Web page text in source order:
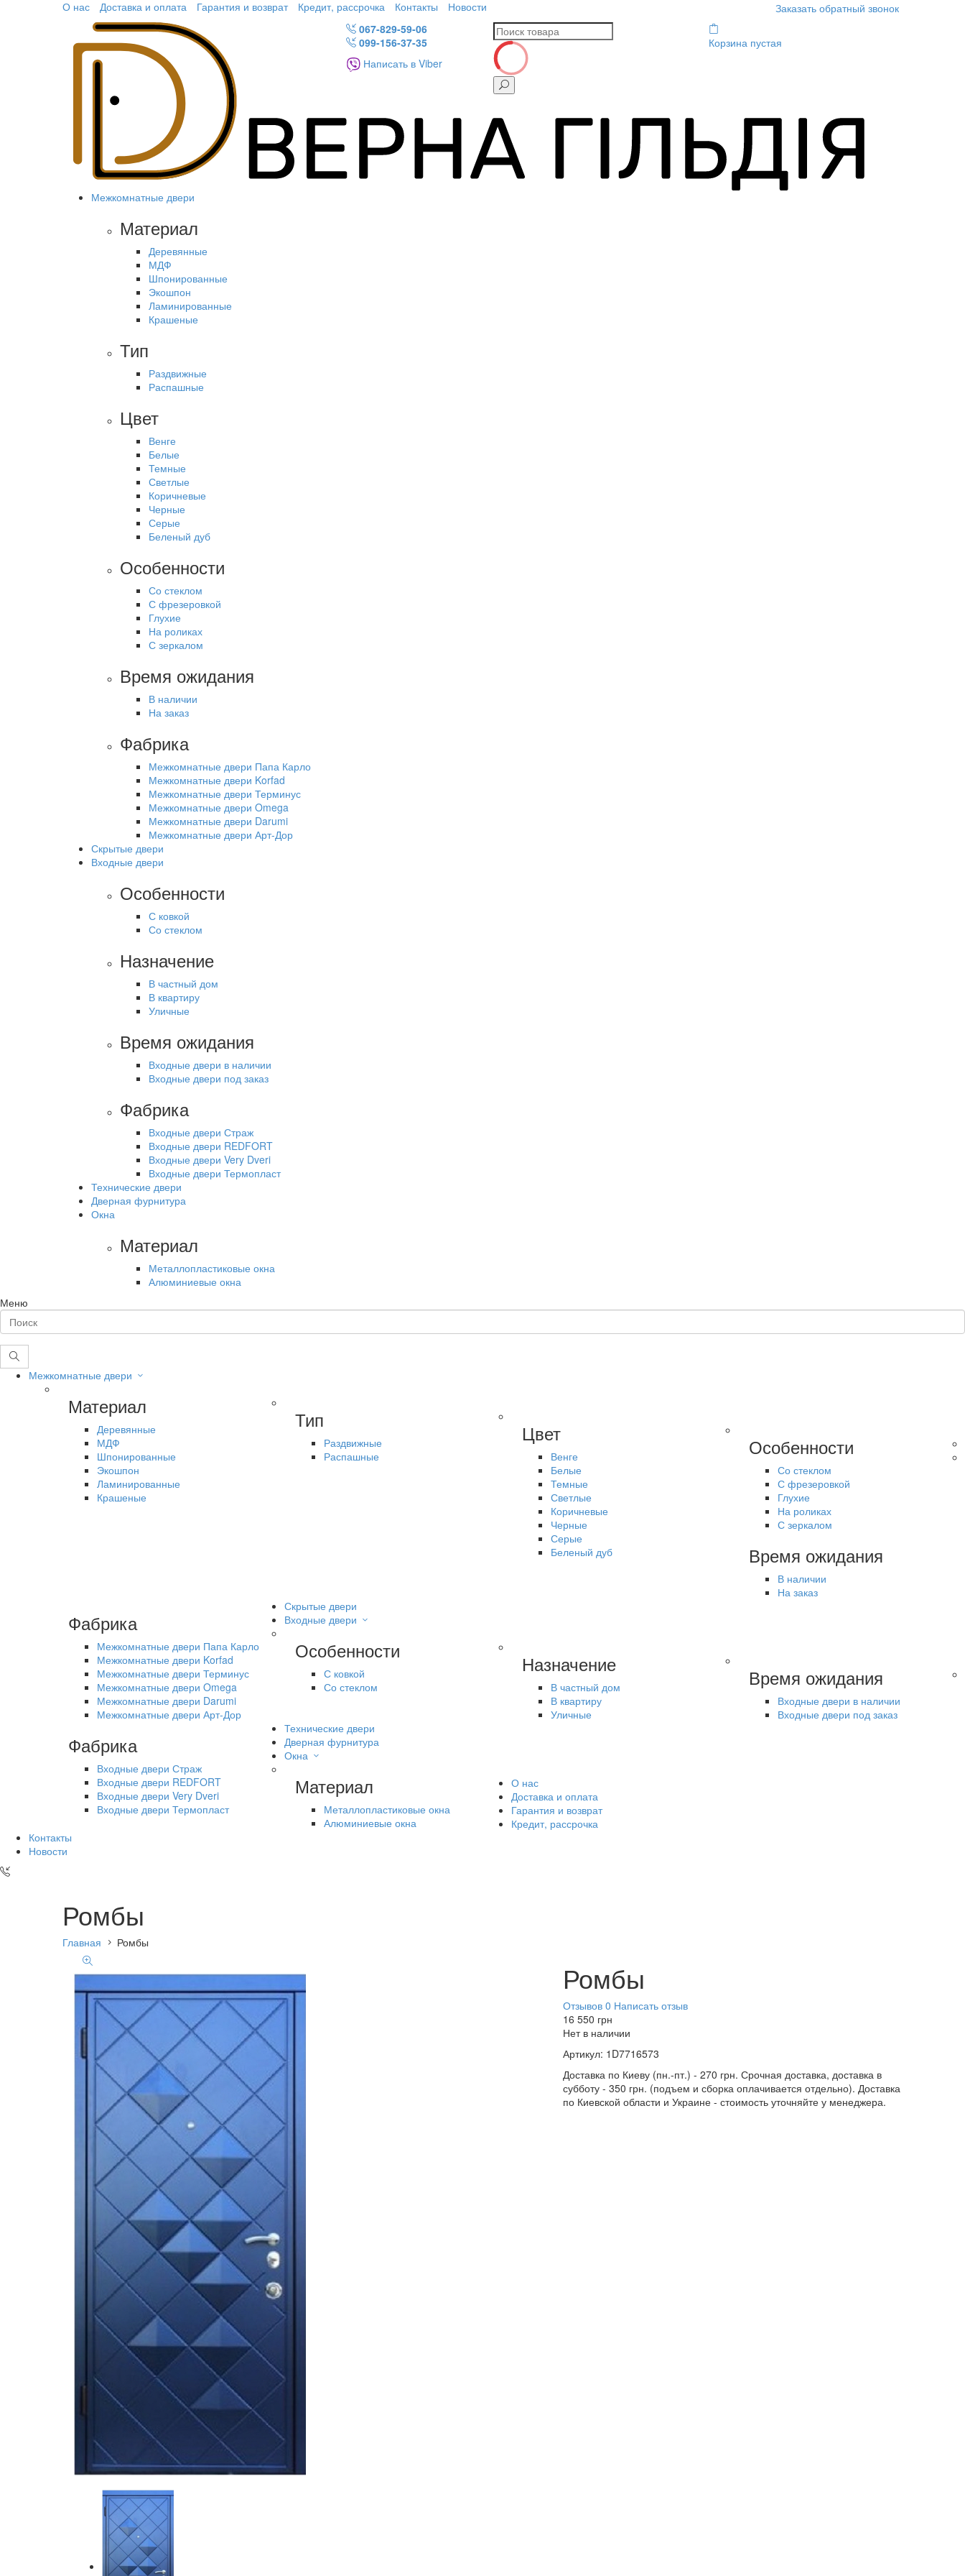
О нас Доставка и оплата Гарантия и возврат Кредит, рассрочка Контакты Новости
Заказать обратный звонок
067-829-59-06
099-156-37-35
Написать в Viber
Корзина пустая
Межкомнатные двери
Материал
Деревянные
МДФ
Шпонированные
Экошпон
Ламинированные
Крашеные
Тип
Раздвижные
Распашные
Цвет
Венге
Белые
Темные
Светлые
Коричневые
Черные
Серые
Беленый дуб
Особенности
Со стеклом
С фрезеровкой
Глухие
На роликах
С зеркалом
Время ожидания
В наличии
На заказ
Фабрика
Межкомнатные двери Папа Карло
Межкомнатные двери Korfad
Межкомнатные двери Терминус
Межкомнатные двери Omega
Межкомнатные двери Darumi
Межкомнатные двери Арт-Дор
Скрытые двери
Входные двери
Особенности
С ковкой
Со стеклом
Назначение
В частный дом
В квартиру
Уличные
Время ожидания
Входные двери в наличии
Входные двери под заказ
Фабрика
Входные двери Страж
Входные двери REDFORT
Входные двери Very Dveri
Входные двери Термопласт
Технические двери
Дверная фурнитура
Окна
Материал
Металлопластиковые окна
Алюминиевые окна
Меню
Межкомнатные двери
Материал
Деревянные
МДФ
Шпонированные
Экошпон
Ламинированные
Крашеные
Тип
Раздвижные
Распашные
Цвет
Венге
Белые
Темные
Светлые
Коричневые
Черные
Серые
Беленый дуб
Особенности
Со стеклом
С фрезеровкой
Глухие
На роликах
С зеркалом
Время ожидания
В наличии
На заказ
Фабрика
Межкомнатные двери Папа Карло
Межкомнатные двери Korfad
Межкомнатные двери Терминус
Межкомнатные двери Omega
Межкомнатные двери Darumi
Межкомнатные двери Арт-Дор
Скрытые двери
Входные двери
Особенности
С ковкой
Со стеклом
Назначение
В частный дом
В квартиру
Уличные
Время ожидания
Входные двери в наличии
Входные двери под заказ
Фабрика
Входные двери Страж
Входные двери REDFORT
Входные двери Very Dveri
Входные двери Термопласт
Технические двери
Дверная фурнитура
Окна
Материал
Металлопластиковые окна
Алюминиевые окна
О нас
Доставка и оплата
Гарантия и возврат
Кредит, рассрочка
Контакты
Новости
Ромбы
Главная Ромбы
Ромбы
Отзывов 0 Написать отзыв
16 550 грн
Нет в наличии
Артикул: 1D7716573
Доставка по Киеву (пн.-пт.) - 270 грн. Срочная доставка, доставка в
субботу - 350 грн. (подъем и сборка оплачивается отдельно). Доставка
по Киевской области и Украине - стоимость уточняйте у менеджера.